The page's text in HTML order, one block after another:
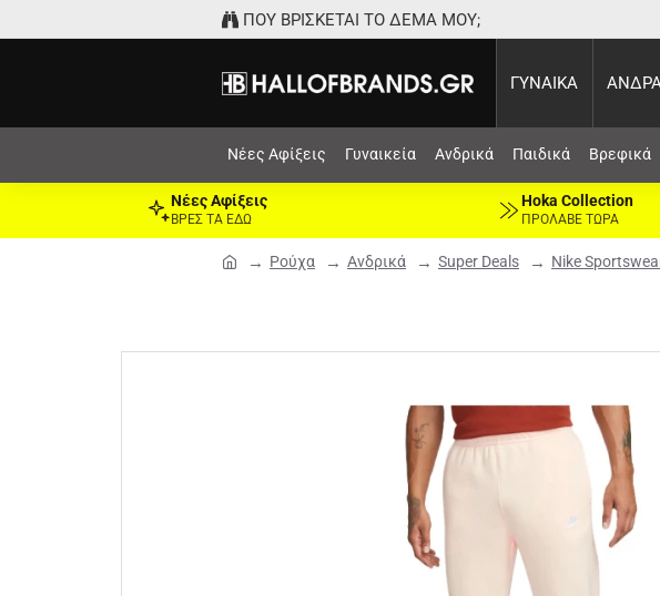
ΠΟΥ ΒΡΙΣΚΕΤΑΙ ΤΟ ΔΕΜΑ ΜΟΥ;
ΓΥΝΑΙΚΑ
Νέες Αφίξεις Γυναικεία Ανδρικά Παιδικά Βρεφικά
Ρούχα Ανδρικά Super Deals Nike
Νέες Αφίξεις
ΒΡΕΣ ΤΑ ΕΔΩ
Hoka Collection
ΠΡΟΛΑΒΕ ΤΩΡΑ